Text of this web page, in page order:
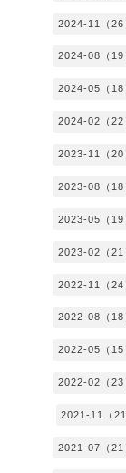
2024-11（26
2024-08（19
2024-05（18
2024-02（22
2023-11（20
2023-08（18
2023-05（19
2023-02（21
2022-11（24
2022-08（18
2022-05（15
2022-02（23
2021-11（21
2021-07（21